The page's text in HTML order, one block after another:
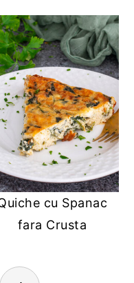
cu Spanac
fara Crusta